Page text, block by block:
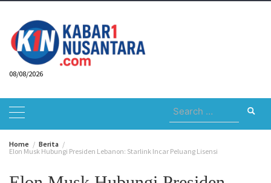
content
08/08/2026
Search
for:
Home
Berita
Elon Musk Hubungi Presiden Lebanon: Starlink Incar Peluang Lisensi